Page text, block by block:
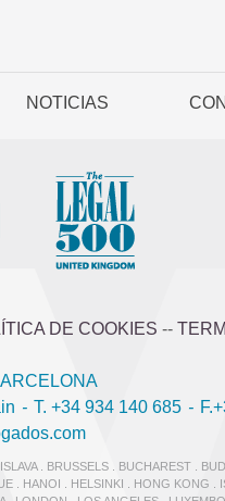
NOTICIAS
DE COOKIES --
- T. +34 934 140 685 -
. BRUSSELS . BUCHAREST .
HANOI . HELSINKI . HONG KONG .